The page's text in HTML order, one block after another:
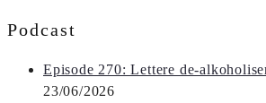
Podcast
Episode 270: Lettere de-
23/06/2026